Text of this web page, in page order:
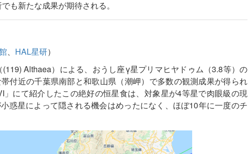
も新たな成果が期待される。
、 HAL星研）
Althaea）による、おうし座γ星プリマヒヤドゥム（3.8等）の
付近の千葉県南部と和歌山県（潮岬）で多数の観測成果が得られ
」にて紹介したこの絶好の恒星食は、対象星が4等星で肉眼級の現
惑星によって隠される機会はめったになく、ほぼ10年に一度のチ